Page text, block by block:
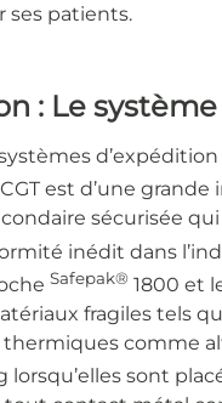
ses patients.
: Le système
est d’une
sécurisée
inédit dans
Safepak® 1800 et
fragiles tels
comme
lorsqu’elles sont